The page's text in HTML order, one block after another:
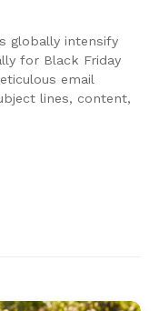
globally intensify
for Black Friday
email
lines, content,